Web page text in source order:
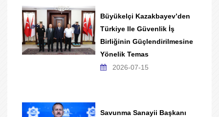
Büyükelçi Kazakbayev’den
Türkiye Ile Güvenlik İş
Birliğinin Güçlendirilmesine
Yönelik Temas
2026-07-15
Savunma Sanayii Başkanı